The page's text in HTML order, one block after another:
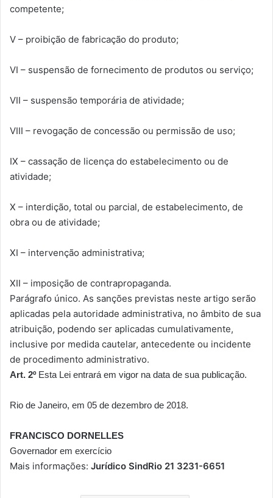
competente;
V – proibição de fabricação do produto;
VI – suspensão de fornecimento de produtos ou serviço;
VII – suspensão temporária de atividade;
VIII – revogação de concessão ou permissão de uso;
IX – cassação de licença do estabelecimento ou de
atividade;
X – interdição, total ou parcial, de estabelecimento, de
obra ou de atividade;
XI – intervenção administrativa;
XII – imposição de contrapropaganda.
Parágrafo único. As sanções previstas neste artigo serão
aplicadas pela autoridade administrativa, no âmbito de sua
atribuição, podendo ser aplicadas cumulativamente,
inclusive por medida cautelar, antecedente ou incidente
de procedimento administrativo.
Art. 2ºEsta Lei entrará em vigor na data de sua publicação.
Rio de Janeiro, em 05 de dezembro de 2018.
FRANCISCO DORNELLES
Governador em exercício
Mais informações: Jurídico SindRio 21 3231-6651